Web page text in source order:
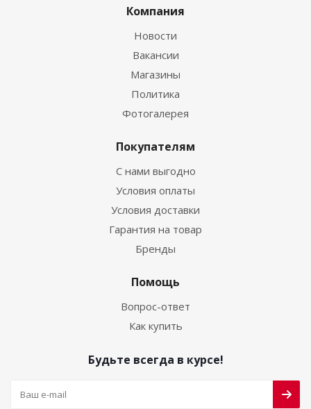
Компания
Новости
Вакансии
Магазины
Политика
Фотогалерея
Покупателям
С нами выгодно
Условия оплаты
Условия доставки
Гарантия на товар
Бренды
Помощь
Вопрос-ответ
Как купить
Будьте всегда в курсе!